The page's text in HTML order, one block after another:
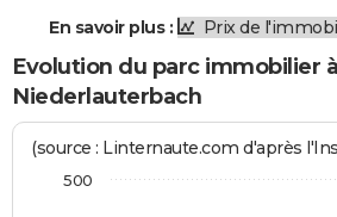
En savoir plus :
Prix de
Evolution du parc immobilier à
Niederlauterbach
(source : Linternaute.com d'après
500